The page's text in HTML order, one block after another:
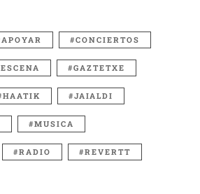
APOYAR CONCIERTOS
ESCENA GAZTETXE
HAATIK JAIALDI
MUSICA
RADIO REVERTT